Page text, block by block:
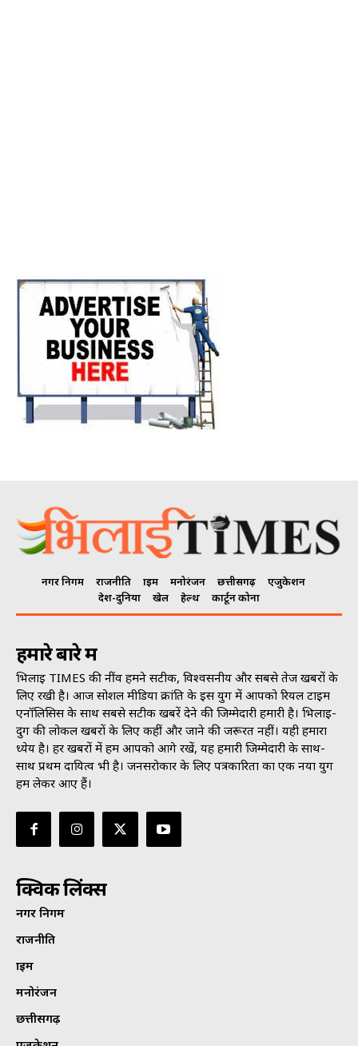
नगर निगम राजनीति क्राइम मनोरंजन छत्तीसगढ़
एजुकेशन
देश-दुनिया
खेल हेल्थ कार्टून कोना
हमारे बारे में
भिलाई TIMES की नींव हमने सटीक, विश्वसनीय और सबसे तेज खबरों के
लिए रखी है। आज सोशल मीडिया क्रांति के इस युग में आपको रियल टाइम
एनॉलिसिस के साथ सबसे सटीक खबरें देने की जिम्मेदारी हमारी है। भिलाई-
दुर्ग की लोकल खबरों के लिए कहीं और जाने की जरूरत नहीं। यही हमारा
ध्येय है। हर खबरों में हम आपको आगे रखें, यह हमारी जिम्मेदारी के साथ-
साथ प्रथम दायित्व भी है। जनसराेकार के लिए पत्रकारिता का एक नया युग
हम लेकर आए हैं।
क्विक लिंक्स
नगर निगम
राजनीति
क्राइम
मनोरंजन
छत्तीसगढ़